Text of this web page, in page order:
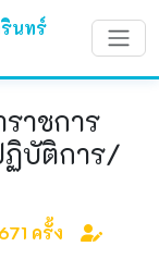
นทร์
าชการ
ฏิบัติการ/
671 ครั้ง